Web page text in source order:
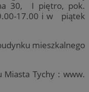
30, I piętro, pok.
17.00 i w piątek
mieszkalnego
Miasta Tychy : www.